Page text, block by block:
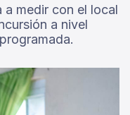
a medir con el local
a nivel